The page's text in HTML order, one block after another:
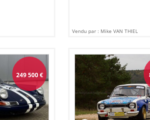
Vendu par : Mike VAN THIEL
249 500€